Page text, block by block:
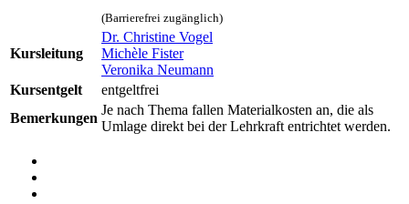
(Barrierefrei zugänglich)
Kursleitung
Dr. Christine Vogel
Michèle Fister
Veronika Neumann
Kursentgelt
entgeltfrei
Bemerkungen
Je nach Thema fallen Materialkosten an, die als
Umlage direkt bei der Lehrkraft entrichtet werden.